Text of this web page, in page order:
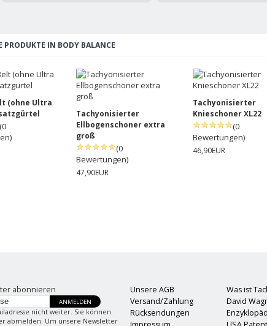
PRODUKTE IN BODY BALANCE
(ohne Ultra
(0
Tachyonisierter
Ellbogenschoner extra
groß
(0
Bewertungen)
47,90EUR
Tachyonisierter
Knieschoner XL22
(0
Bewertungen)
46,90EUR
abonnieren
ANMELDEN
nicht weiter. Sie können
abmelden. Um unsere Newsletter
Unsere AGB
Versand/Zahlung
Rücksendungen
Was ist
David